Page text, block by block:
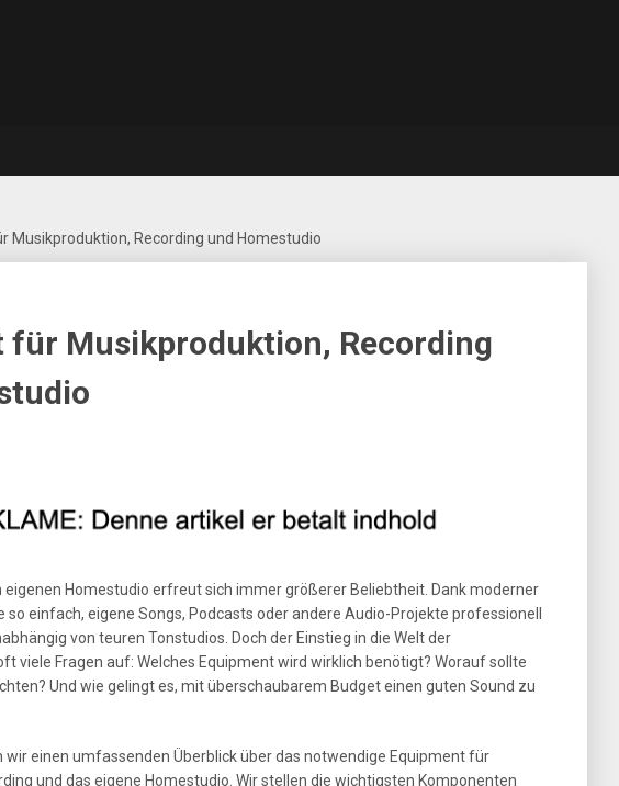
Musikproduktion, Recording und Homestudio
für Musikproduktion, Recording
eigenen Homestudio erfreut sich immer größerer Beliebtheit. Dank moderner
so einfach, eigene Songs, Podcasts oder andere Audio-Projekte professionell
von teuren Tonstudios. Doch der Einstieg in die Welt der
viele Fragen auf: Welches Equipment wird wirklich benötigt? Worauf sollte
Und wie gelingt es, mit überschaubarem Budget einen guten Sound zu
wir einen umfassenden Überblick über das notwendige Equipment für
und das eigene Homestudio. Wir stellen die wichtigsten Komponenten